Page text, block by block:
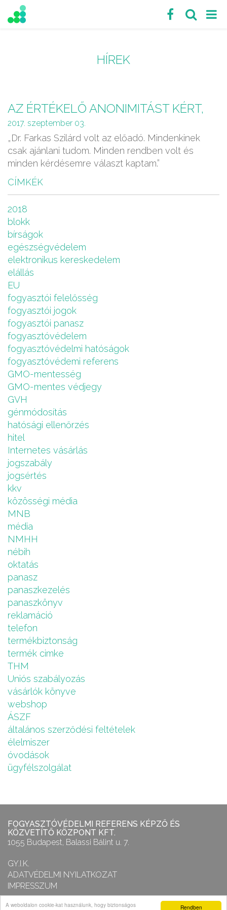
Rendben
A weboldalon cookie-kat használunk, hogy biztonságos
HÍREK
AZ ÉRTÉKELŐ ANONIMITÁST KÉRT,
2017. szeptember 03.
„Dr. Farkas Szilárd volt az előadó. Mindenkinek
csak ajánlani tudom. Minden rendben volt és
minden kérdésemre választ kaptam.”
CÍMKÉK
2018
blokk
bírságok
egészségvédelem
elektronikus kereskedelem
elállás
EU
fogyasztói felelősség
fogyasztói jogok
fogyasztói panasz
fogyasztóvédelem
fogyasztóvédelmi hatóságok
fogyasztóvédemi referens
GMO-mentesség
GMO-mentes védjegy
GVH
génmódosítás
hatósági ellenőrzés
hitel
Internetes vásárlás
jogszabály
jogsértés
kkv
közösségi média
MNB
média
NMHH
nébih
oktatás
panasz
panaszkezelés
panaszkönyv
reklamáció
telefon
termékbiztonság
termék cimke
THM
Uniós szabályozás
vásárlók könyve
webshop
ÁSZF
általános szerződési feltételek
élelmiszer
óvodások
ügyfélszolgálat
FOGYASZTÓVÉDELMI REFERENS KÉPZŐ ÉS
KÖZVETÍTŐ KÖZPONT KFT.
1055 Budapest, Balassi Bálint u. 7.
GY.I.K.
ADATVÉDELMI NYILATKOZAT
IMPRESSZUM